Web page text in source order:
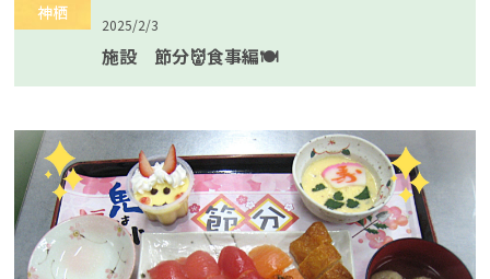
神栖
2025/2/3
施設 節分👹食事編🍽